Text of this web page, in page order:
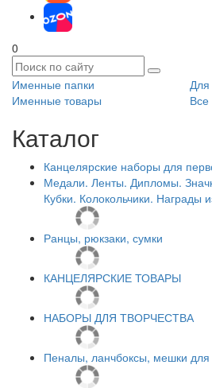
0
Именные папки
Для
Именные товары
Все
Каталог
Канцелярские наборы для
Медали. Ленты. Дипломы.
Кубки. Колокольчики. Награды
Ранцы, рюкзаки, сумки
КАНЦЕЛЯРСКИЕ ТОВАРЫ
НАБОРЫ ДЛЯ ТВОРЧЕСТВА
Пеналы, ланчбоксы, мешки для